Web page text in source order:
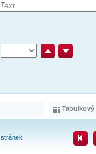
Tabulkový
stránek